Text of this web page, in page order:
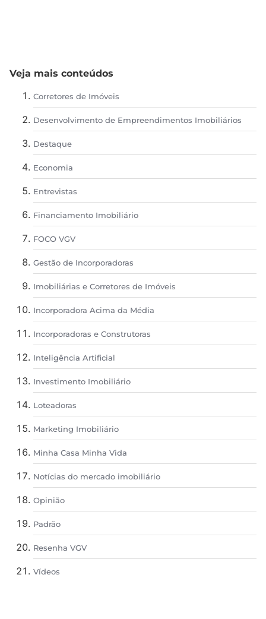
Veja mais conteúdos
Corretores de Imóveis
Desenvolvimento de Empreendimentos Imobiliários
Destaque
Economia
Entrevistas
Financiamento Imobiliário
FOCO VGV
Gestão de Incorporadoras
Imobiliárias e Corretores de Imóveis
Incorporadora Acima da Média
Incorporadoras e Construtoras
Inteligência Artificial
Investimento Imobiliário
Loteadoras
Marketing Imobiliário
Minha Casa Minha Vida
Notícias do mercado imobiliário
Opinião
Padrão
Resenha VGV
Vídeos